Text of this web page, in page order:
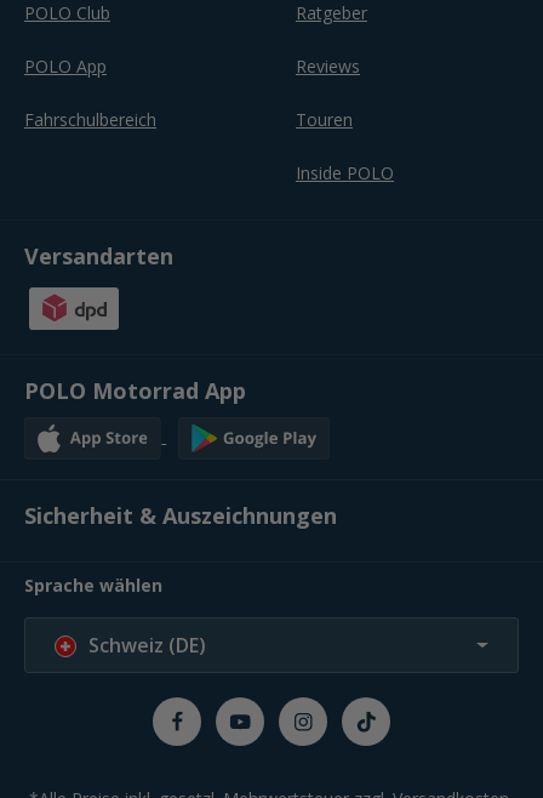
POLO Club
POLO App
Fahrschulbereich
Ratgeber
Reviews
Touren
Inside POLO
Versandarten
POLO Motorrad App
Sicherheit & Auszeichnungen
Sprache wählen
Schweiz (DE)